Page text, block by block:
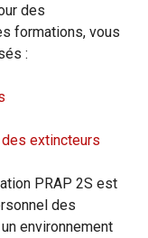
des
formations, vous
:
extincteurs
PRAP 2S est
des
environnement